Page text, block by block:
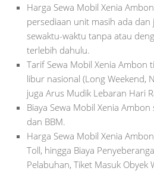
Harga Sewa Mobil Xenia
persediaan unit masih ada
sewaktu-waktu tanpa atau
terlebih dahulu.
Tarif Sewa Mobil Xenia Ambon
libur nasional (Long Weekend,
juga Arus Mudik Lebaran Hari
Biaya Sewa Mobil Xenia
dan BBM.
Harga Sewa Mobil Xenia
Toll, hingga Biaya
Pelabuhan, Tiket Masuk Obyek